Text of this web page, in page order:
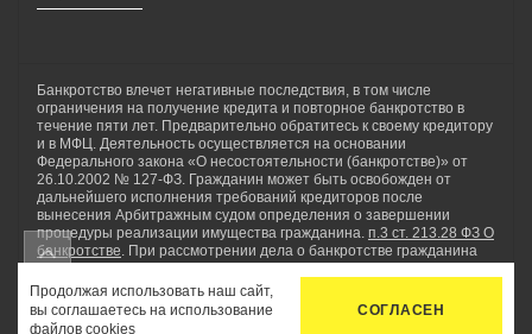
Продолжая использовать наш сайт,
вы соглашаетесь на использование
файлов cookies
СОГЛАСЕН
Банкротство влечет негативные последствия, в том числе
ограничения на получение кредита и повторное банкротство в
течение пяти лет. Предварительно обратитесь к своему кредитору
и в МФЦ. Деятельность осуществляется на основании
Федерального закона «О несостоятельности (банкротстве)» от
26.10.2002 № 127-ФЗ. Гражданин может быть освобожден от
дальнейшего исполнения требований кредиторов после
вынесения Арбитражным судом определения о завершении
процедуры реализации имущества гражданина. п.3 ст. 213.28 ФЗ О
банкротстве. При рассмотрении дела о банкротстве гражданина
применяются реструктуризация долгов гражданина, реализация
имущества гражданина, мировое соглашение. ООО «Нетдолгофф»
осуществляет комплекс юридических услуг по сопровождению
процедуры банкротства физических лиц, а также проводит